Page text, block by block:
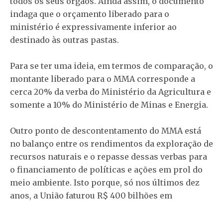
indaga que o orçamento liberado para o
ministério é expressivamente inferior ao
destinado às outras pastas.
Para se ter uma ideia, em termos de comparação, o
montante liberado para o MMA corresponde a
cerca 20% da verba do Ministério da Agricultura e
somente a 10% do Ministério de Minas e Energia.
Outro ponto de descontentamento do MMA está
no balanço entre os rendimentos da exploração de
recursos naturais e o repasse dessas verbas para
o financiamento de políticas e ações em prol do
meio ambiente. Isto porque, só nos últimos dez
anos, a União faturou R$ 400 bilhões em